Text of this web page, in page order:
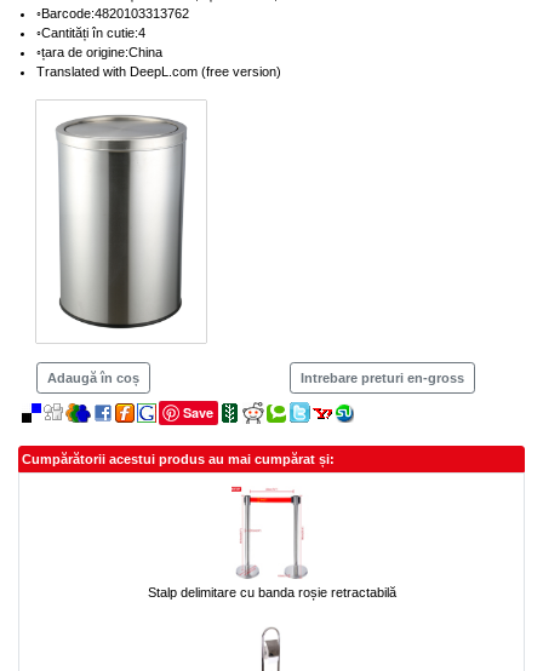
◦Barcode:4820103313762
◦Cantități în cutie:4
◦țara de origine:China
Translated with DeepL.com (free version)
Adaugă în coș Intrebare preturi en-gross
Save
Cumpărătorii acestui produs au mai cumpărat și:
Stalp delimitare cu banda roșie retractabilă